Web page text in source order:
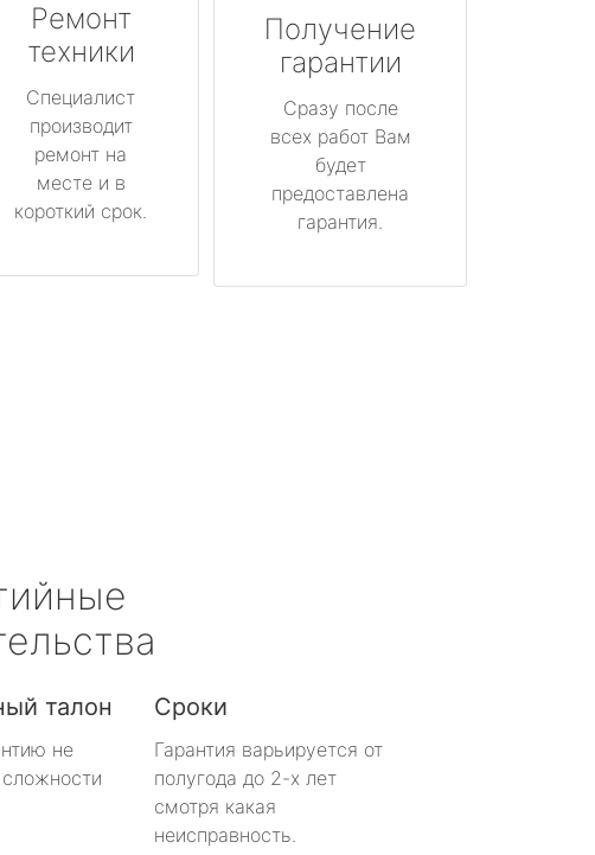
Ремонт
техники
Специалист
производит
ремонт на
месте и в
короткий срок.
Получение
гарантии
Сразу после
всех работ Вам
будет
предоставлена
гарантия.
талон
не
Сроки
Гарантия варьируется от
полугода до 2-х лет
смотря какая
неисправность.